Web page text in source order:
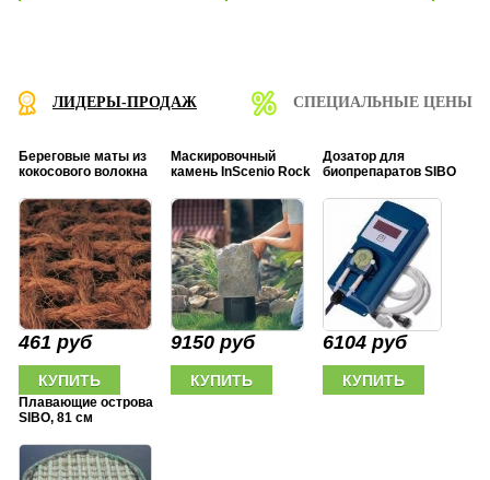
ЛИДЕРЫ-ПРОДАЖ СПЕЦИАЛЬНЫЕ ЦЕНЫ
Береговые маты из
кокосового волокна
461 руб
Маскировочный
камень InScenio Rock
9150 руб
Дозатор для
биопрепаратов SIBO
6104 руб
Плавающие острова
SIBO, 81 см